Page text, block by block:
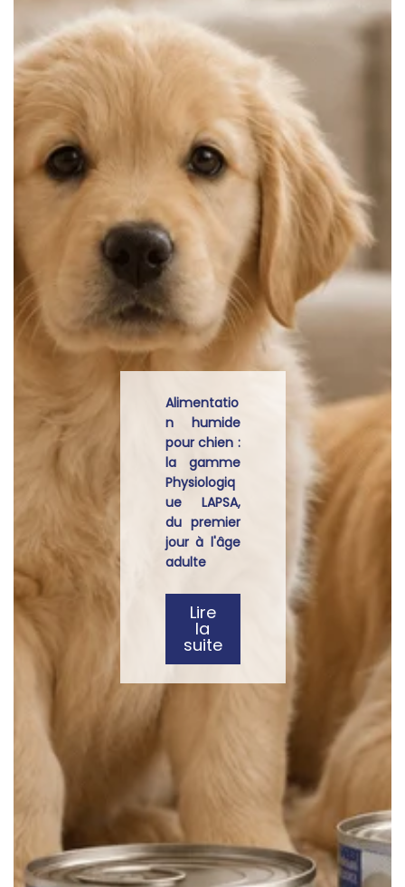
Alimentatio
n humide
pour chien :
la gamme
Physiologiq
ue LAPSA,
du premier
jour à l'âge
adulte
Lire
la
suite